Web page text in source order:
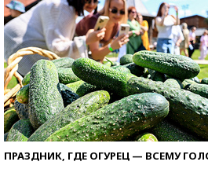
ПРАЗДНИК, ГДЕ ОГУРЕЦ — ВСЕМУ